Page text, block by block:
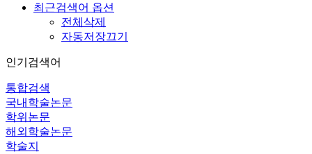
최근검색어 옵션
전체삭제
자동저장끄기
인기검색어
통합검색
국내학술논문
학위논문
해외학술논문
학술지